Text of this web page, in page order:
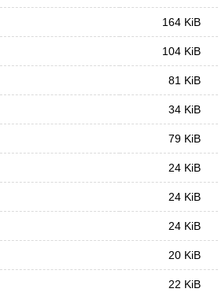
164 KiB
104 KiB
81 KiB
34 KiB
79 KiB
24 KiB
24 KiB
24 KiB
20 KiB
22 KiB